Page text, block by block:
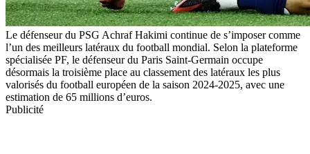
Le défenseur du PSG Achraf Hakimi continue de s’imposer comme
l’un des meilleurs latéraux du football mondial. Selon la plateforme
spécialisée PF, le défenseur du Paris Saint-Germain occupe
désormais la troisième place au classement des latéraux les plus
valorisés du football européen de la saison 2024-2025, avec une
estimation de 65 millions d’euros.
Publicité